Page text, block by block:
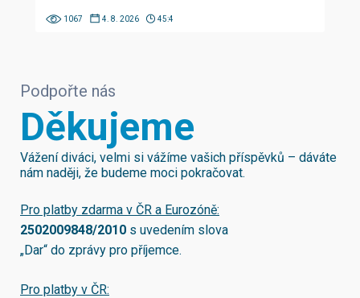
1067 4. 8. 2026 45:4
Podpořte nás
Děkujeme
Vážení diváci, velmi si vážíme vašich příspěvků – dáváte
nám naději, že budeme moci pokračovat.
Pro platby zdarma v ČR a Eurozóně:
2502009848/2010 s uvedením slova
„Dar“ do zprávy pro příjemce.
Pro platby v ČR: